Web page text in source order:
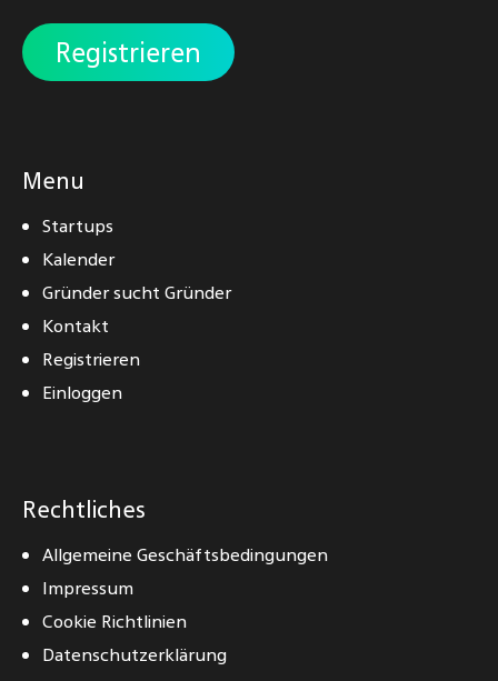
Registrieren
Menu
Startups
Kalender
Gründer sucht Gründer
Kontakt
Registrieren
Einloggen
Rechtliches
Allgemeine Geschäftsbedingungen
Impressum
Cookie Richtlinien
Datenschutzerklärung